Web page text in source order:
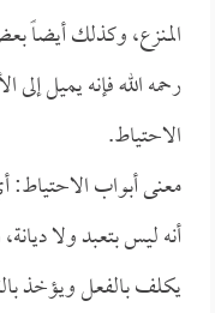
المنزع، وكذلك أيضاً
رحمه الله فإنه يميل
الاحتياط.
معنى أبواب
أنه ليس بتعبد ولا
يكلف بالفعل ويؤخذ